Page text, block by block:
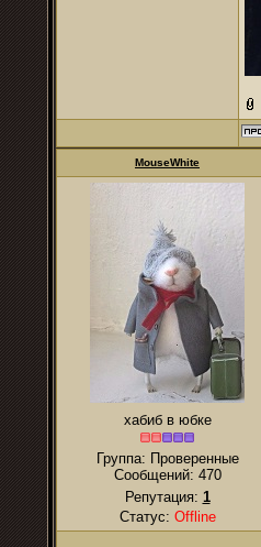
MouseWhite
хабиб в юбке
Группа: Проверенные
Сообщений: 470
Репутация: 1
Статус: Offline